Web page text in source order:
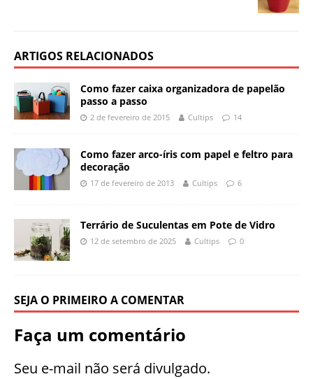
ARTIGOS RELACIONADOS
Como fazer caixa organizadora de papelão
passo a passo
2 de fevereiro de 2015 Cultips 14
Como fazer arco-íris com papel e feltro para
decoração
17 de fevereiro de 2013 Cultips 6
Terrário de Suculentas em Pote de Vidro
12 de setembro de 2025 Cultips 0
SEJA O PRIMEIRO A COMENTAR
Faça um comentário
Seu e-mail não será divulgado.